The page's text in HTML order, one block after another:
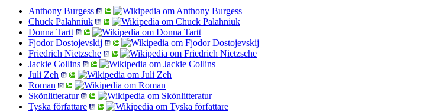
Anthony Burgess
Chuck Palahniuk
Donna Tartt
Fjodor Dostojevskij
Friedrich Nietzsche
Jackie Collins
Juli Zeh
Roman
Skönlitteratur
Tyska författare